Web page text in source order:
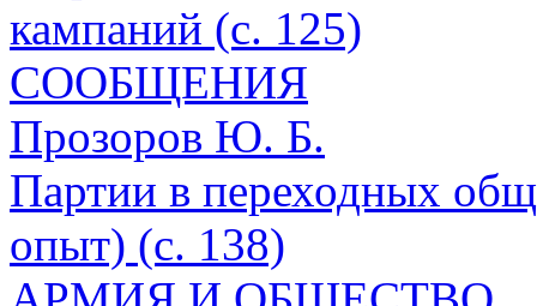
кампаний (с. 125)
СООБЩЕНИЯ
Прозоров Ю. Б.
Партии в переходных
опыт) (с. 138)